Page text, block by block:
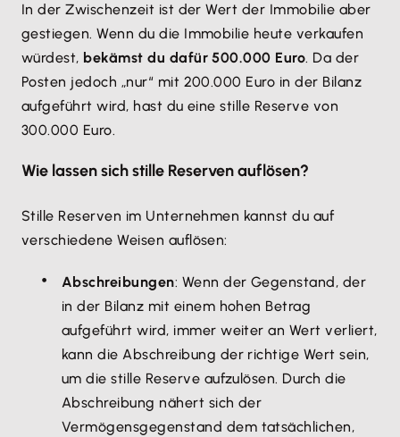
In der Zwischenzeit ist der Wert der Immobilie aber
gestiegen. Wenn du die Immobilie heute verkaufen
würdest, bekämst du dafür 500.000 Euro. Da der
Posten jedoch „nur“ mit 200.000 Euro in der Bilanz
aufgeführt wird, hast du eine stille Reserve von
300.000 Euro.
Wie lassen sich stille Reserven auflösen?
Stille Reserven im Unternehmen kannst du auf
verschiedene Weisen auflösen:
Abschreibungen: Wenn der Gegenstand, der
in der Bilanz mit einem hohen Betrag
aufgeführt wird, immer weiter an Wert verliert,
kann die Abschreibung der richtige Wert sein,
um die stille Reserve aufzulösen. Durch die
Abschreibung nähert sich der
Vermögensgegenstand dem tatsächlichen,